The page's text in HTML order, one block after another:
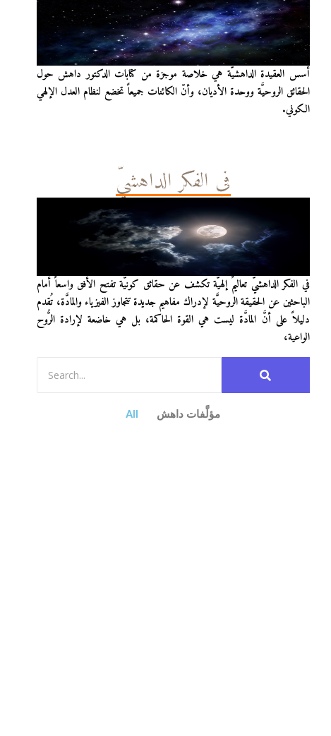
أُسس العقيدة الداهشيّة هي خلاصة موجزة من كتابات الدكتور داهش حول
الحقائق الروحيَّة ووحدة الأديان، وأنّ الكائنات جميعاً تخضع لنظام العدل الإلهي
الكوني.
في الفكر الداهشيّ
في الفكر الداهشيّ تعاليمٌ إلهيَّة تكشف عن حقائق كونيَّة تفتح الأفق واسعاً أمام
الباحثين عن الحقيقة الروحيَّة لإدراك مفاهيم جديدة تتجاوز الفيزياء والمادَّة، تُقدم
دليلاً على أنَّ المادَّة ليست هي القوة الحاكمة، بل هي خاضعة لإرادة الرُّوح
الواعية،
All مؤلَّفات داهش